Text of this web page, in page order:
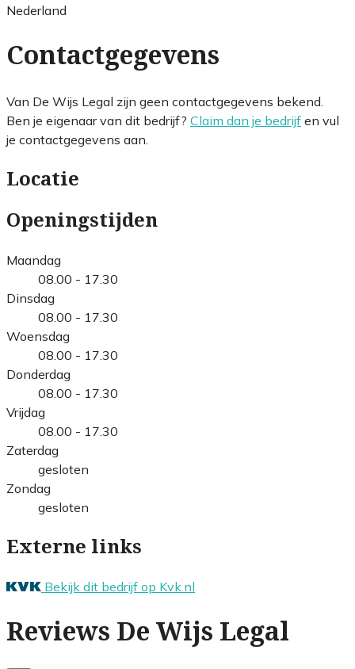
Nederland
Contactgegevens
Van De Wijs Legal zijn geen contactgegevens bekend.
Ben je eigenaar van dit bedrijf? Claim dan je bedrijf en vul
je contactgegevens aan.
Locatie
Openingstijden
Maandag
08.00 - 17.30
Dinsdag
08.00 - 17.30
Woensdag
08.00 - 17.30
Donderdag
08.00 - 17.30
Vrijdag
08.00 - 17.30
Zaterdag
gesloten
Zondag
gesloten
Externe links
Bekijk dit bedrijf op Kvk.nl
Reviews De Wijs Legal